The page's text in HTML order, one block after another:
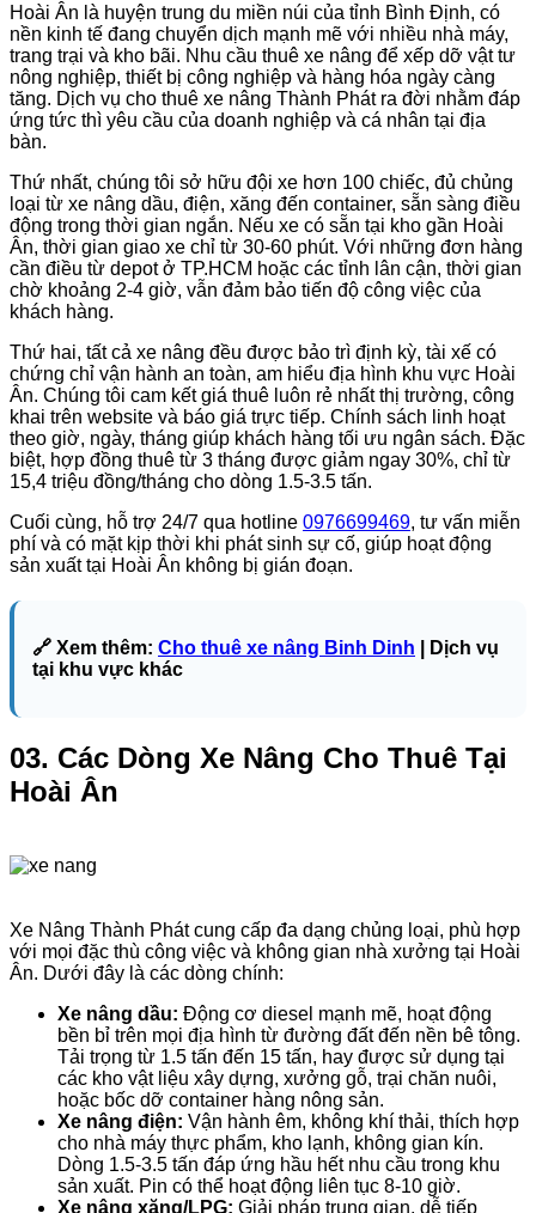
Hoài Ân là huyện trung du miền núi của tỉnh Bình Định, có
nền kinh tế đang chuyển dịch mạnh mẽ với nhiều nhà máy,
trang trại và kho bãi. Nhu cầu thuê xe nâng để xếp dỡ vật tư
nông nghiệp, thiết bị công nghiệp và hàng hóa ngày càng
tăng. Dịch vụ cho thuê xe nâng Thành Phát ra đời nhằm đáp
ứng tức thì yêu cầu của doanh nghiệp và cá nhân tại địa
bàn.
Thứ nhất, chúng tôi sở hữu đội xe hơn 100 chiếc, đủ chủng
loại từ xe nâng dầu, điện, xăng đến container, sẵn sàng điều
động trong thời gian ngắn. Nếu xe có sẵn tại kho gần Hoài
Ân, thời gian giao xe chỉ từ 30-60 phút. Với những đơn hàng
cần điều từ depot ở TP.HCM hoặc các tỉnh lân cận, thời gian
chờ khoảng 2-4 giờ, vẫn đảm bảo tiến độ công việc của
khách hàng.
Thứ hai, tất cả xe nâng đều được bảo trì định kỳ, tài xế có
chứng chỉ vận hành an toàn, am hiểu địa hình khu vực Hoài
Ân. Chúng tôi cam kết giá thuê luôn rẻ nhất thị trường, công
khai trên website và báo giá trực tiếp. Chính sách linh hoạt
theo giờ, ngày, tháng giúp khách hàng tối ưu ngân sách. Đặc
biệt, hợp đồng thuê từ 3 tháng được giảm ngay 30%, chỉ từ
15,4 triệu đồng/tháng cho dòng 1.5-3.5 tấn.
Cuối cùng, hỗ trợ 24/7 qua hotline 0976699469, tư vấn miễn
phí và có mặt kịp thời khi phát sinh sự cố, giúp hoạt động
sản xuất tại Hoài Ân không bị gián đoạn.
🔗 Xem thêm: Cho thuê xe nâng Binh Dinh | Dịch vụ
tại khu vực khác
03. Các Dòng Xe Nâng Cho Thuê Tại
Hoài Ân
Xe Nâng Thành Phát cung cấp đa dạng chủng loại, phù hợp
với mọi đặc thù công việc và không gian nhà xưởng tại Hoài
Ân. Dưới đây là các dòng chính:
Xe nâng dầu: Động cơ diesel mạnh mẽ, hoạt động
bền bỉ trên mọi địa hình từ đường đất đến nền bê tông.
Tải trọng từ 1.5 tấn đến 15 tấn, hay được sử dụng tại
các kho vật liệu xây dựng, xưởng gỗ, trại chăn nuôi,
hoặc bốc dỡ container hàng nông sản.
Xe nâng điện: Vận hành êm, không khí thải, thích hợp
cho nhà máy thực phẩm, kho lạnh, không gian kín.
Dòng 1.5-3.5 tấn đáp ứng hầu hết nhu cầu trong khu
sản xuất. Pin có thể hoạt động liên tục 8-10 giờ.
Xe nâng xăng/LPG: Giải pháp trung gian, dễ tiếp